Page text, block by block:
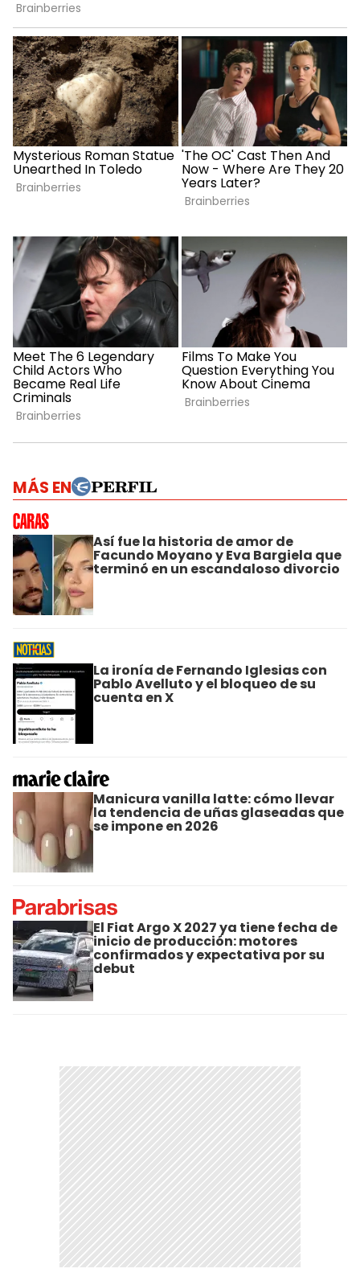
MÁS EN
Así fue la historia de amor de
Facundo Moyano y Eva Bargiela que
terminó en un escandaloso divorcio
La ironía de Fernando Iglesias con
Pablo Avelluto y el bloqueo de su
cuenta en X
Manicura vanilla latte: cómo llevar
la tendencia de uñas glaseadas que
se impone en 2026
El Fiat Argo X 2027 ya tiene fecha de
inicio de producción: motores
confirmados y expectativa por su
debut